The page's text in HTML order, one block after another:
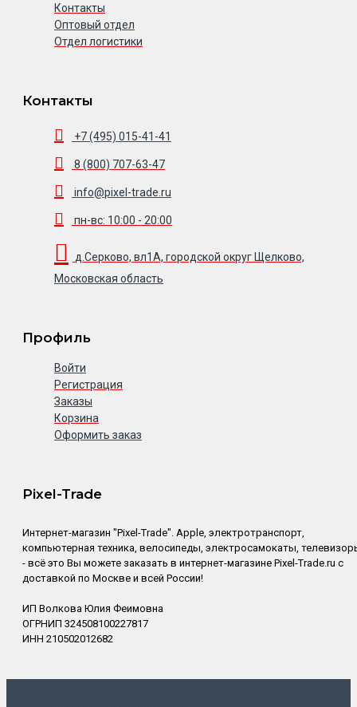
Контакты
Оптовый отдел
Отдел логистики
Контакты
+7 (495) 015-41-41
8 (800) 707-63-47
info@pixel-trade.ru
пн-вс: 10:00 - 20:00
д.Серково, вл1А, городской округ Щелково,
Московская область
Профиль
Войти
Регистрация
Заказы
Корзина
Оформить заказ
Pixel-Trade
Интернет-магазин "Pixel-Trade". Apple, электротранспорт,
компьютерная техника, велосипеды, электросамокаты,
- всё это Вы можете заказать в интернет-магазине Pixel-Trade.ru с
доставкой по Москве и всей России!
ИП Волкова Юлия Феимовна
ОГРНИП 324508100227817
ИНН 210502012682